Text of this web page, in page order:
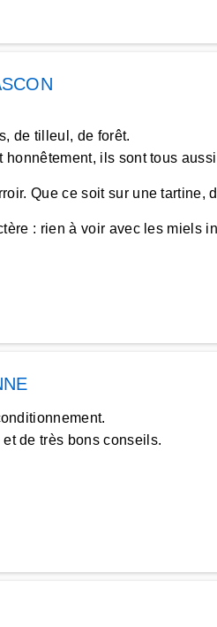
de tilleul, de forêt.
ils sont tous
Que ce soit sur une
: rien à voir avec les miels
de très bons conseils.